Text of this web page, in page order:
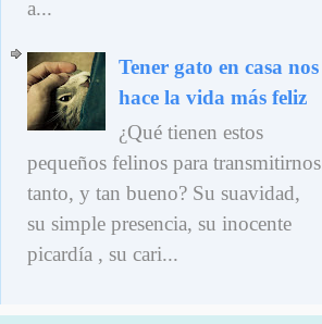
a...
Tener gato en casa nos
hace la vida más feliz
¿Qué tienen estos
pequeños felinos para transmitirnos
tanto, y tan bueno? Su suavidad,
su simple presencia, su inocente
picardía , su cari...